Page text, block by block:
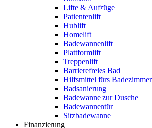
Lifte & Aufzüge
Patientenlift
Hublift
Homelift
Badewannenlift
Plattformlift
Treppenlift
Barrierefreies Bad
Hilfsmittel fürs Badezimmer
Badsanierung
Badewanne zur Dusche
Badewannentür
Sitzbadewanne
Finanzierung